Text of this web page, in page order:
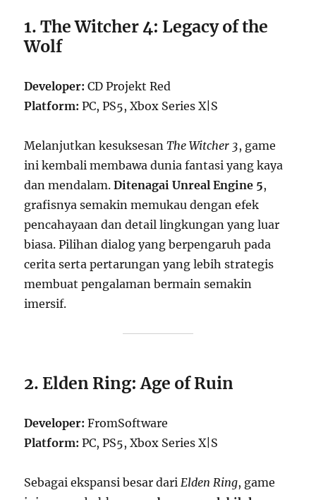
1. The Witcher 4: Legacy of the
Wolf
Developer: CD Projekt Red
Platform: PC, PS5, Xbox Series X|S
Melanjutkan kesuksesanThe Witcher 3, game
ini kembali membawa dunia fantasi yang kaya
dan mendalam.Ditenagai Unreal Engine 5,
grafisnya semakin memukau dengan efek
pencahayaan dan detail lingkungan yang luar
biasa. Pilihan dialog yang berpengaruh pada
cerita serta pertarungan yang lebih strategis
membuat pengalaman bermain semakin
imersif.
2. Elden Ring: Age of Ruin
Developer: FromSoftware
Platform: PC, PS5, Xbox Series X|S
Sebagai ekspansi besar dari Elden Ring, game